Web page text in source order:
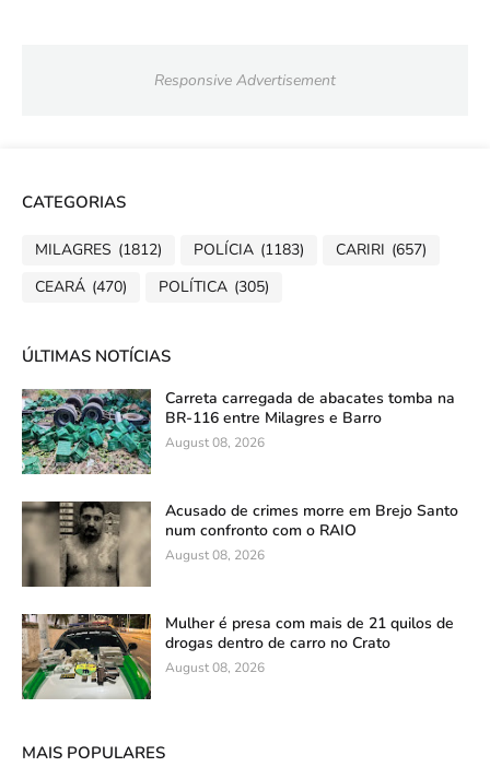
Responsive Advertisement
CATEGORIAS
MILAGRES (1812) POLÍCIA (1183) CARIRI (657)
CEARÁ (470) POLÍTICA (305)
ÚLTIMAS NOTÍCIAS
Carreta carregada de abacates tomba na
BR-116 entre Milagres e Barro
August 08, 2026
Acusado de crimes morre em Brejo Santo
num confronto com o RAIO
August 08, 2026
Mulher é presa com mais de 21 quilos de
drogas dentro de carro no Crato
August 08, 2026
MAIS POPULARES